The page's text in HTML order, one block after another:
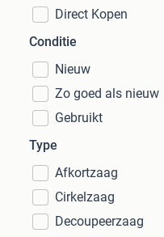
Direct Kopen
Conditie
Nieuw
Zo goed als nieuw
Gebruikt
Type
Afkortzaag
Cirkelzaag
Decoupeerzaag